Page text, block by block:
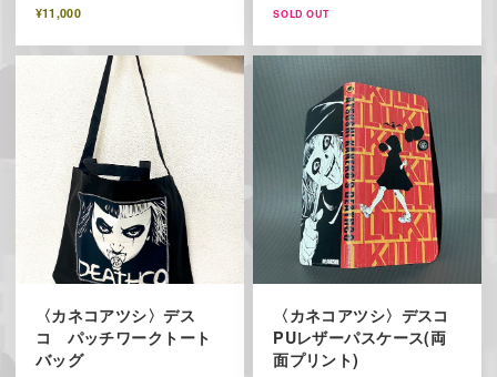
¥11,000 SOLD OUT
〈カネコアツシ〉デス
コ パッチワークトート
バッグ
〈カネコアツシ〉デスコ
PUレザーパスケース(両
面プリント)